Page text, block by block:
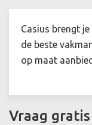
Casius brengt
de beste
op maat
Vraag